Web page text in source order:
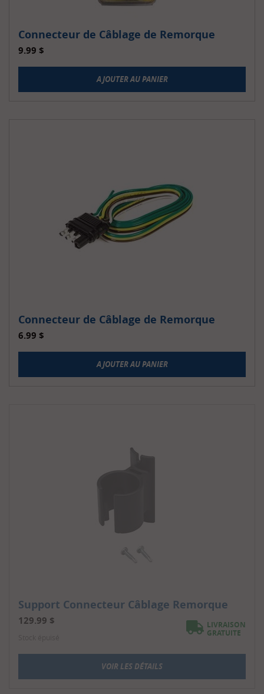
Connecteur de Câblage de Remorque
9.99 $
AJOUTER AU PANIER
Connecteur de Câblage de Remorque
6.99 $
AJOUTER AU PANIER
Support Connecteur Câblage Remorque
129.99 $
LIVRAISON
GRATUITE
VOIR LES DÉTAILS